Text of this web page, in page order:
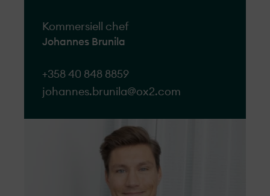
Kommersiell chef
Johannes Brunila
+358 40 848 8859
johannes.brunila@ox2.com